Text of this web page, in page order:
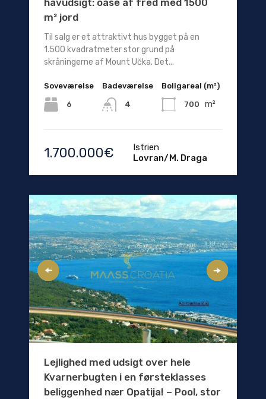
m² jord
Til salg er et attraktivt hus bygget på en
1.500 kvadratmeter stor grund på
skråningerne af Mount Učka. Det...
Soveværelse
6
Badeværelse
4
Boligareal (m²)
700 m²
1.700.000€
Istrien
Lovran/M. Draga
Lejlighed med udsigt over hele
Kvarnerbugten i en førsteklasses
beliggenhed nær Opatija! – Pool, stor